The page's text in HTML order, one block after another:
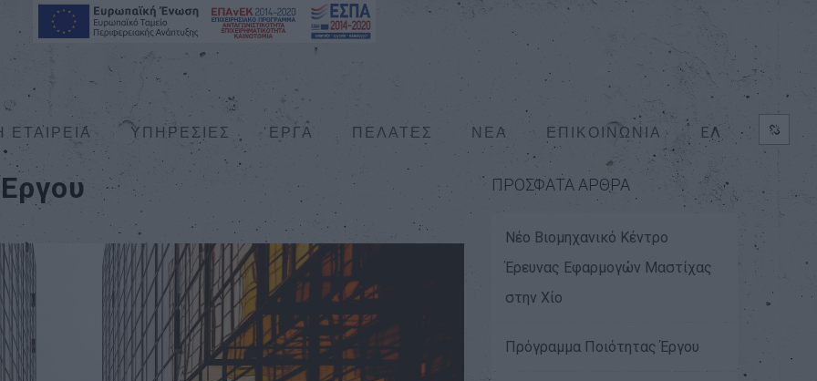
ΕΤΑΙΡΕΙΑ ΥΠΗΡΕΣΙΕΣ ΕΡΓΑ ΠΕΛΑΤΕΣ ΝΕΑ ΕΠΙΚΟΙΝΩΝΙΑ ΕΛ
ΠΡΟΣΦΑΤΑ ΑΡΘΡΑ
Νέο Βιομηχανικό Κέντρο
Έρευνας Εφαρμογών Μαστίχας
στην Χίο
Πρόγραμμα Ποιότητας Έργου